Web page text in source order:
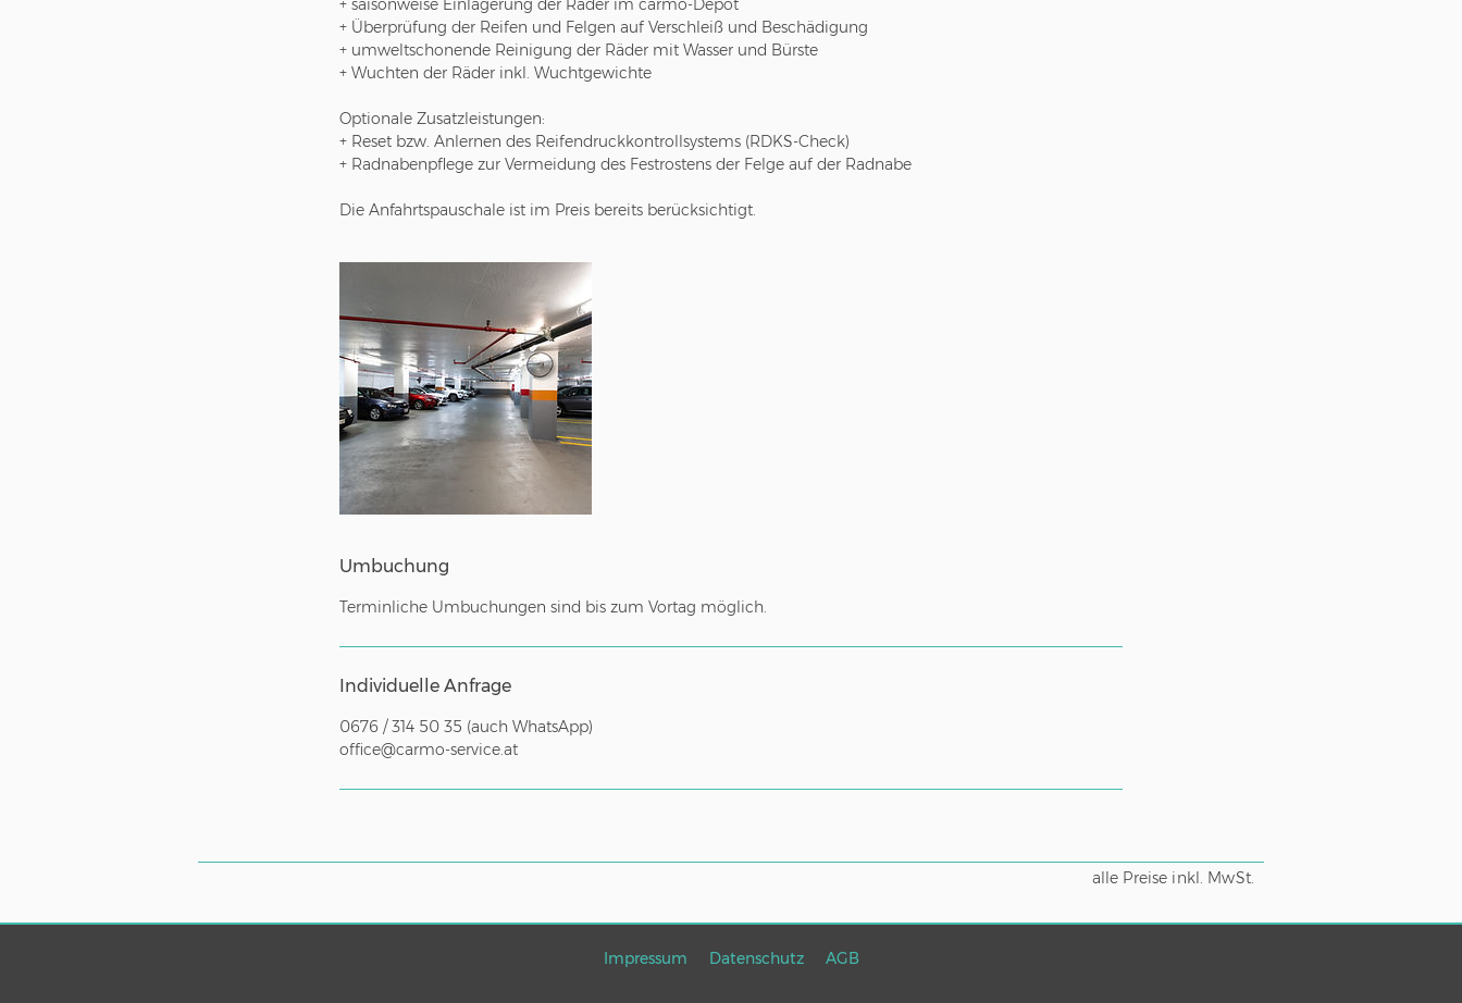
+ saisonweise Einlagerung der Räder im carmo-Depot
+ Überprüfung der Reifen und Felgen auf Verschleiß und Beschädigung
+ umweltschonende Reinigung der Räder mit Wasser und Bürste
+ Wuchten der Räder inkl. Wuchtgewichte
Optionale Zusatzleistungen:
+ Reset bzw. Anlernen des Reifendruckkontrollsystems (RDKS-Check)
+ Radnabenpflege zur Vermeidung des Festrostens der Felge auf der Radnabe
Die Anfahrtspauschale ist im Preis bereits berücksichtigt.
Umbuchung
Terminliche Umbuchungen sind bis zum Vortag möglich.
Individuelle Anfrage
0676 / 314 50 35 (auch WhatsApp)
office@carmo-service.at
alle Preise inkl. MwSt.
Impressum Datenschutz
AGB